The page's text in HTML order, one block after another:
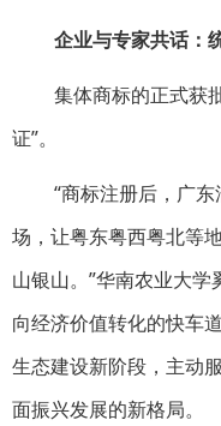
企业与专家共话：
集体商标的正式获
证”。
“商标注册后，广
场，让粤东粤西粤北等
山银山。”华南农业大
向经济价值转化的快车
生态建设新阶段，主动
面振兴发展的新格局。